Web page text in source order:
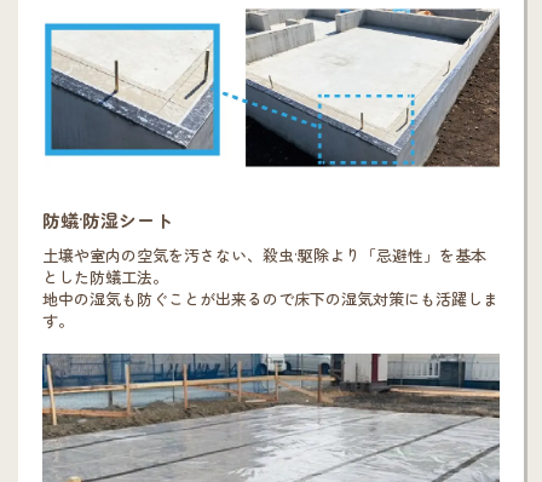
防蟻·防湿シート
土壌や室内の空気を汚さない、殺虫·駆除より「忌避性」を基本
とした防蟻工法。
地中の湿気も防ぐことが出来るので床下の湿気対策にも活躍しま
す。